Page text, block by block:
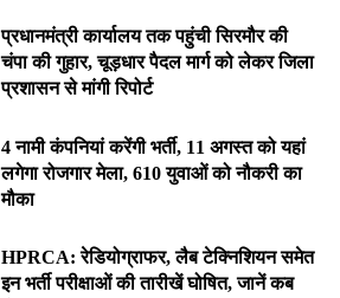
प्रधानमंत्री कार्यालय तक पहुंची सिरमौर की
चंपा की गुहार, चूड़धार पैदल मार्ग को लेकर जिला
प्रशासन से मांगी रिपोर्ट
4 नामी कंपनियां करेंगी भर्ती, 11 अगस्त को यहां
लगेगा रोजगार मेला, 610 युवाओं को नौकरी का
मौका
HPRCA: रेडियोग्राफर, लैब टेक्निशियन समेत
इन भर्ती परीक्षाओं की तारीखें घोषित, जानें कब